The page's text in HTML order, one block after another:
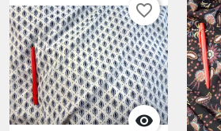

favorite_border